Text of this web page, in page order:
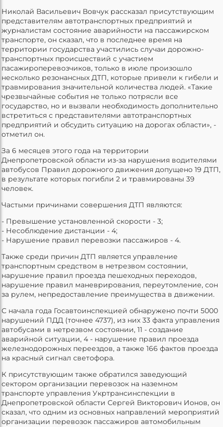
Николай Васильевич Вовчук рассказал присутствующим
представителям автотранспортных предприятий и
журналистам состояние аварийности на пассажирском
транспорте, он сказал, что в последнее время на
территории государства участились случаи дорожно-
транспортных происшествий с участием
пасажироперевозчиков, только в июле произошло
несколько резонансных ДТП, которые привели к гибели и
травмирования значительной количества людей. «Такие
чрезвычайные события не только потрясли все
государство, но и вызвали необходимость дополнительно
встретиться с представителями автотранспортных
предприятий и обсудить ситуацию на дорогах области», -
отметил он.
За 6 месяцев этого года на территории
Днепропетровской области из-за нарушения водителями
автобусов Правил дорожного движения допущено 19 ДТП,
в результате которых погибли 2 и травмированы 39
человек.
Частыми причинами совершения ДТП являются:
- Превышение установленной скорости - 3;
- Несоблюдение дистанции - 4;
- Нарушение правил перевозки пассажиров - 4.
Также среди причин ДТП является управление
транспортным средством в нетрезвом состоянии,
нарушение правил проезда пешеходных переходов,
нарушение правил маневрирования, переутомление, сон
за рулем, непредоставление преимущества в движении.
С начала года Госавтоинспекцией обнаружено почти 5000
нарушений ПДД (точнее 4737), из них 33 факта управления
автобусами в нетрезвом состоянии, 11 - создание
аварийной ситуации, 4 - нарушение правил проезда
железнодорожных переездов, а также 166 фактов проезда
на красный сигнал светофора.
К присутствующим также обратился заведующий
сектором организации перевозок на наземном
транспорте управления Укртрансинспекции в
Днепропетровской области Сергей Викторович Ионов, он
сказал, что одним из основных направлений мероприятий
организации перевозок пассажиров автомобильным